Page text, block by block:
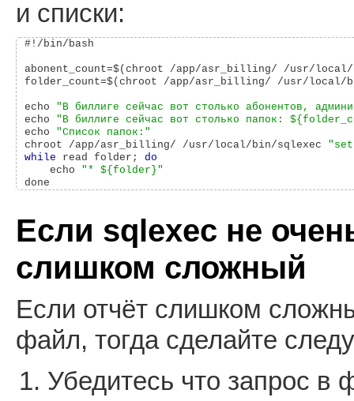
и списки:
#!/bin/bash
abonent_count=$(chroot /app/asr_billing/ /usr/
folder_count=$(chroot /app/asr_billing/ /usr/local/
echo "В биллиге сейчас вот столько абонентов,
echo "В биллиге сейчас вот столько папок:
echo "Список папок:"
chroot /app/asr_billing/ /usr/local/bin/sqlexec
while read folder; do
    echo
"* ${folder}"
Если sqlexec не
слишком сложный
Если отчёт слишком
файл, тогда сделайте
Убедитесь что запрос в